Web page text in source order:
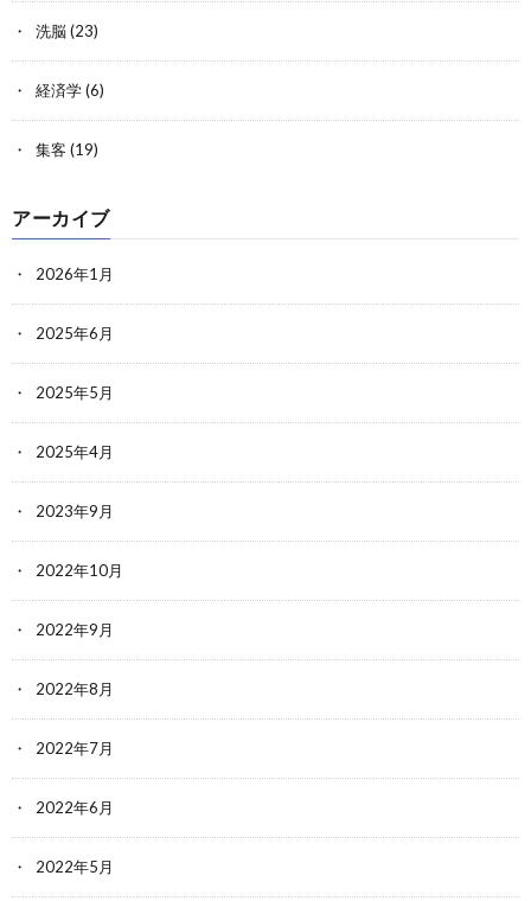
洗脳(23)
経済学(6)
集客 (19)
アーカイブ
2026年1月
2025年6月
2025年5月
2025年4月
2023年9月
2022年10月
2022年9月
2022年8月
2022年7月
2022年6月
2022年5月